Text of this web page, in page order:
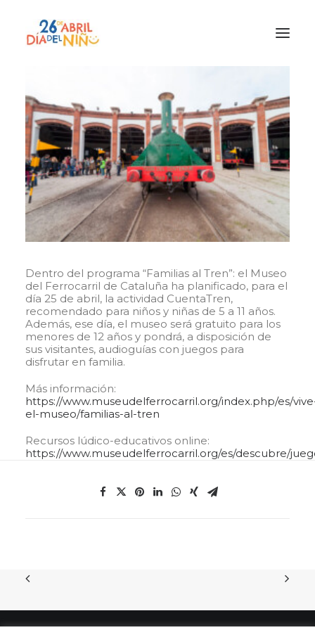
¿Qué es el Día del Niño?
¿Cómo lo vamos a celebrar?
¡Únete!
Participa con tu cole
Materiales
Gracias a
Promocion
Dentro del programa “Familias al Tren”: el Museo
del Ferrocarril de Cataluña ha planificado, para el
día 25 de abril, la actividad CuentaTren,
recomendado para niños y niñas de 5 a 11 años.
Además, ese día, el museo será gratuito para los
menores de 12 años y pondrá, a disposición de
sus visitantes, audioguías con juegos para
disfrutar en familia.
Más información:
https://www.museudelferrocarril.org/index.php/es/
el-museo/familias-al-tren
Recursos lúdico-educativos online:
https://www.museudelferrocarril.org/es/descubre/